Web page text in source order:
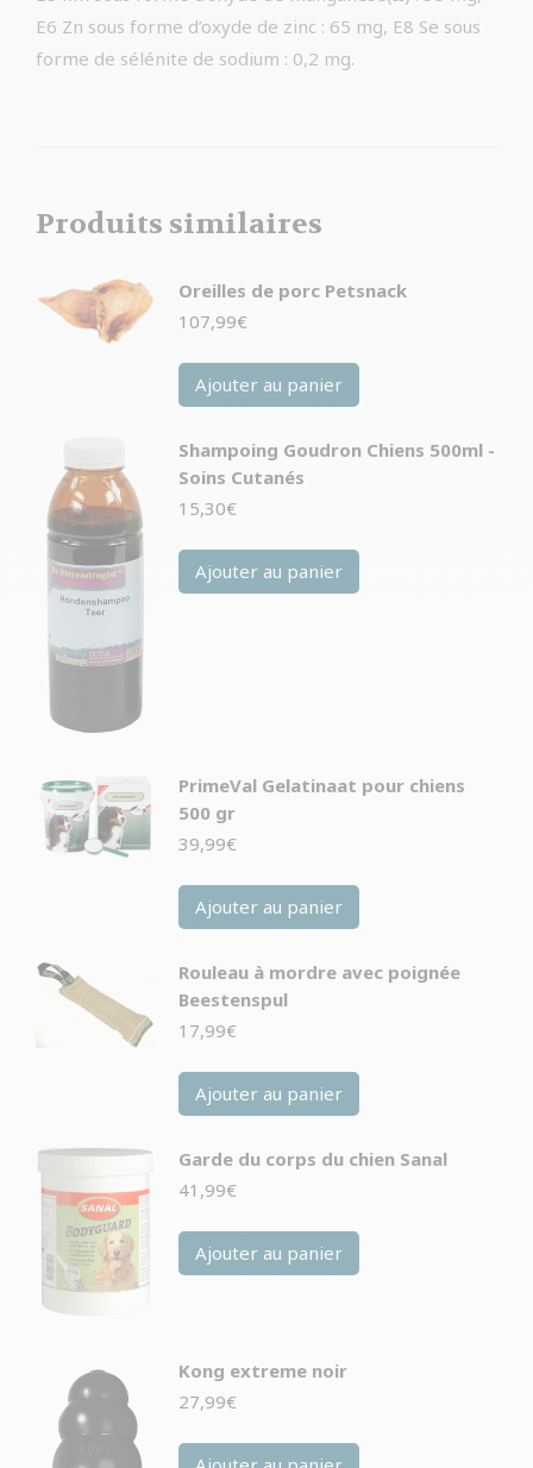
E6 Zn sous forme d’oxyde de zinc : 65 mg, E8 Se sous
forme de sélénite de sodium : 0,2 mg.
Produits similaires
Oreilles de porc Petsnack
107,99€
Ajouter au panier
Shampoing Goudron Chiens 500ml -
Soins Cutanés
15,30€
Ajouter au panier
PrimeVal Gelatinaat pour chiens
500 gr
39,99€
Ajouter au panier
Rouleau à mordre avec poignée
Beestenspul
17,99€
Ajouter au panier
Garde du corps du chien Sanal
41,99€
Ajouter au panier
Kong extreme noir
27,99€